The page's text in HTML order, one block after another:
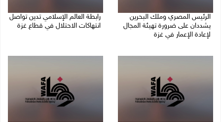
الرئيس المصري وملك البحرين
يشددان على ضرورة تهيئة المجال
لإعادة الإعمار في غزة
رابطة العالم الإسلامي تدين تواصل
انتهاكات الاحتلال في قطاع غزة